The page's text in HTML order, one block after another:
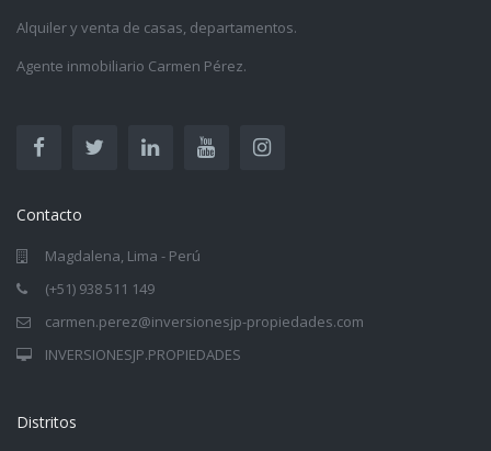
Alquiler y venta de casas, departamentos.
Agente inmobiliario Carmen Pérez.
Contacto
Magdalena, Lima - Perú
(+51) 938 511 149
carmen.perez@inversionesjp-propiedades.com
INVERSIONESJP.PROPIEDADES
Distritos